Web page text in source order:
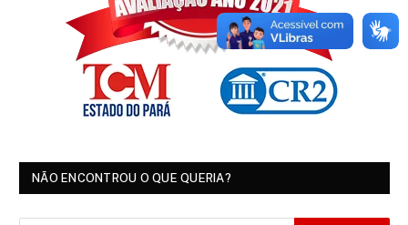
NÃO ENCONTROU O QUE QUERIA?